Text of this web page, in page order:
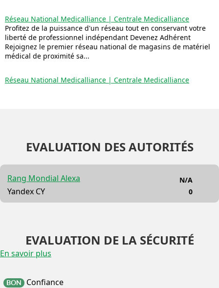
Réseau National Medicalliance | Centrale Medicalliance
Profitez de la puissance d'un réseau tout en conservant votre
liberté de professionnel indépendant Devenez Adhérent
Rejoignez le premier réseau national de magasins de matériel
médical de proximité sa...
Réseau National Medicalliance | Centrale Medicalliance
EVALUATION DES AUTORITÉS
Rang Mondial Alexa
Yandex CY
N/A
0
EVALUATION DE LA SÉCURITÉ
En savoir plus
BON Confiance